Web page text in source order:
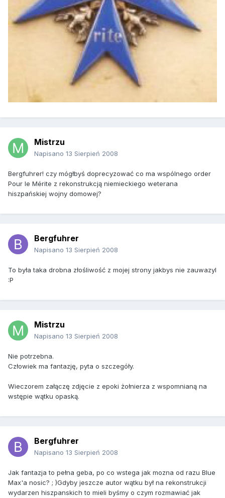
Mistrzu
Napisano 13 Sierpień 2008
Bergfuhrer! czy mógłbyś doprecyzować co ma wspólnego order
Pour le Mérite z rekonstrukcją niemieckiego weterana
hiszpańskiej wojny domowej?
Bergfuhrer
Napisano 13 Sierpień 2008
To była taka drobna złośliwość z mojej strony jakbys nie zauwazyl
:P
Mistrzu
Napisano 13 Sierpień 2008
Nie potrzebna.
Człowiek ma fantazję, pyta o szczegóły.
Wieczorem załączę zdjęcie z epoki żołnierza z wspomnianą na
wstępie wątku opaską.
Bergfuhrer
Napisano 13 Sierpień 2008
Jak fantazja to pełna geba, po co wstega jak mozna od razu Blue
Max'a nosic? ; )Gdyby jeszcze autor wątku był na rekonstrukcji
wydarzen hiszpanskich to mieli byśmy o czym rozmawiać jak